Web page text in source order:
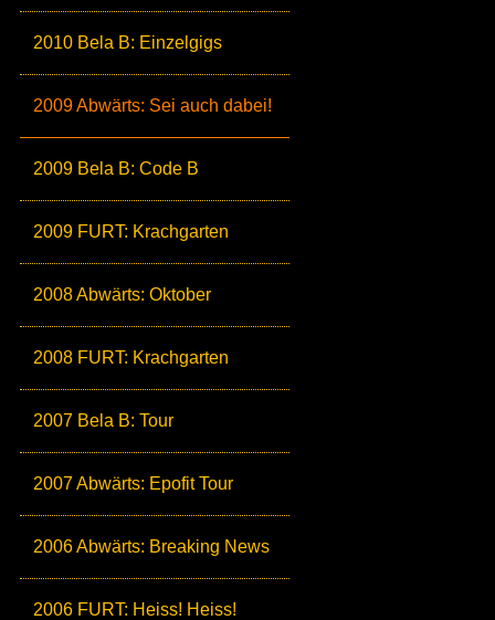
2010 Bela B: Einzelgigs
2009 Abwärts: Sei auch dabei!
2009 Bela B: Code B
2009 FURT: Krachgarten
2008 Abwärts: Oktober
2008 FURT: Krachgarten
2007 Bela B: Tour
2007 Abwärts: Epofit Tour
2006 Abwärts: Breaking News
2006 FURT: Heiss! Heiss!